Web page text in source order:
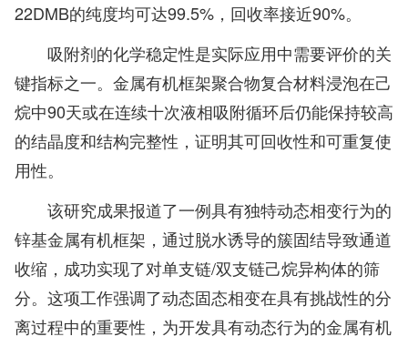
22DMB的纯度均可达99.5%，回收率接近90%。
吸附剂的化学稳定性是实际应用中需要评价的关
键指标之一。金属有机框架聚合物复合材料浸泡在己
烷中90天或在连续十次液相吸附循环后仍能保持较高
的结晶度和结构完整性，证明其可回收性和可重复使
用性。
该研究成果报道了一例具有独特动态相变行为的
锌基金属有机框架，通过脱水诱导的簇固结导致通道
收缩，成功实现了对单支链/双支链己烷异构体的筛
分。这项工作强调了动态固态相变在具有挑战性的分
离过程中的重要性，为开发具有动态行为的金属有机